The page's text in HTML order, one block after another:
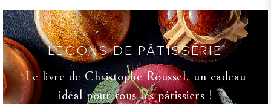
LEÇONS DE PÂTISSERIE
Le livre de Christophe Roussel, un cadeau
idéal pour tous les pâtissiers !